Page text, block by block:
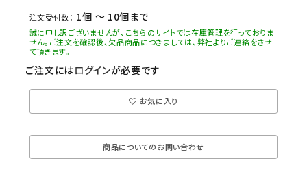
注文受付数： 1個 ～ 10個まで
誠に申し訳ございませんが、こちらのサイトでは在庫管理を行っておりま
せん。ご注文を確認後、欠品商品につきましては、弊社よりご連絡をさせ
て頂きます。
ご注文にはログインが必要です
お気に入り
商品についてのお問い合わせ